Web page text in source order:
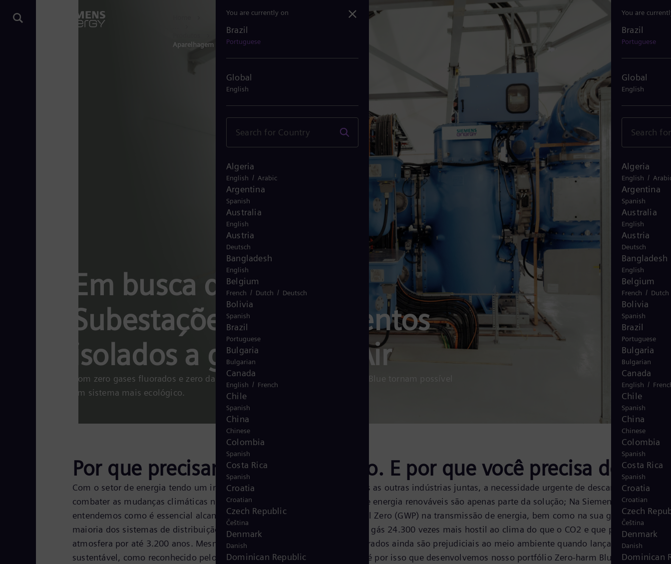
Aparelhagem isolada a gás
You are
Brazil
Portuguese
Global
English
Algeria
English /
Argentina
Spanish
Australia
English
Austria
Deutsch
Bangladesh
English
Belgium
French / Dutch
Bolivia
Spanish
Brazil
Portuguese
Bulgaria
Bulgarian
Canada
English /
Chile
Spanish
China
Chinese
Colombia
Spanish
Costa Rica
Spanish
Croatia
Croatian
Czech
Čeština
Denmark
Danish
Dominican
Em busca do Zero:
Subestações e barramentos
isolados a gás - Clean Air
Com zero gases fluorados e zero danos, nossas soluções e equipamentos Blue tornam possível
um sistema mais ecológico.
Por que precisamos atingir o Zero. E por que você precisa do
Com o setor de energia tendo um impacto de carbono maior do que todas as outras indústrias juntas, a necessidade urgente de descarbonização
combater as mudanças climáticas não pode ser subestimada. As fontes de energia renováveis são apenas parte da solução; Na Siemens Energy,
entendemos como é essencial alcançar o Potencial de Aquecimento Global Zero (GWP) na transmissão de energia, bem como na sua geração. A
maioria dos sistemas de distribuição ainda usa SF6 para isolamento – um gás 24.300 vezes mais hostil ao clima do que o CO2 e que permanece na
atmosfera por até 3.200 anos. Mesmo as novas alternativas de gases fluorados ainda são prejudiciais ao meio ambiente quando lançadas. Isso não é
sustentável, como reconhecido pelo novo regulamento de gás da UE-F. E é por isso que desenvolvemos nosso portfólio Zero-harm Blue, incluindo
You are currently on
Brazil
Portuguese
Global
English
Algeria
English / Arabic
Argentina
Spanish
Australia
English
Austria
Deutsch
Bangladesh
English
Belgium
French / Dutch / Deutsch
Bolivia
Spanish
Brazil
Portuguese
Bulgaria
Bulgarian
Canada
English / French
Chile
Spanish
China
Chinese
Colombia
Spanish
Costa Rica
Spanish
Croatia
Croatian
Czech Republic
Čeština
Denmark
Danish
Dominican Republic